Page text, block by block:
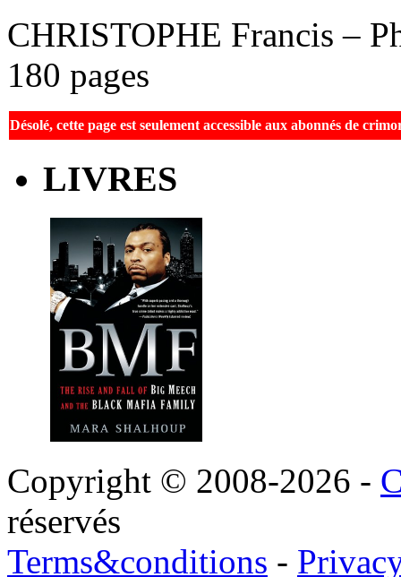
CHRISTOPHE Francis –
180 pages
Désolé, cette page est seulement accessible aux abonnés de
LIVRES
Copyright © 2008-2026 -
réservés
Terms&conditions -